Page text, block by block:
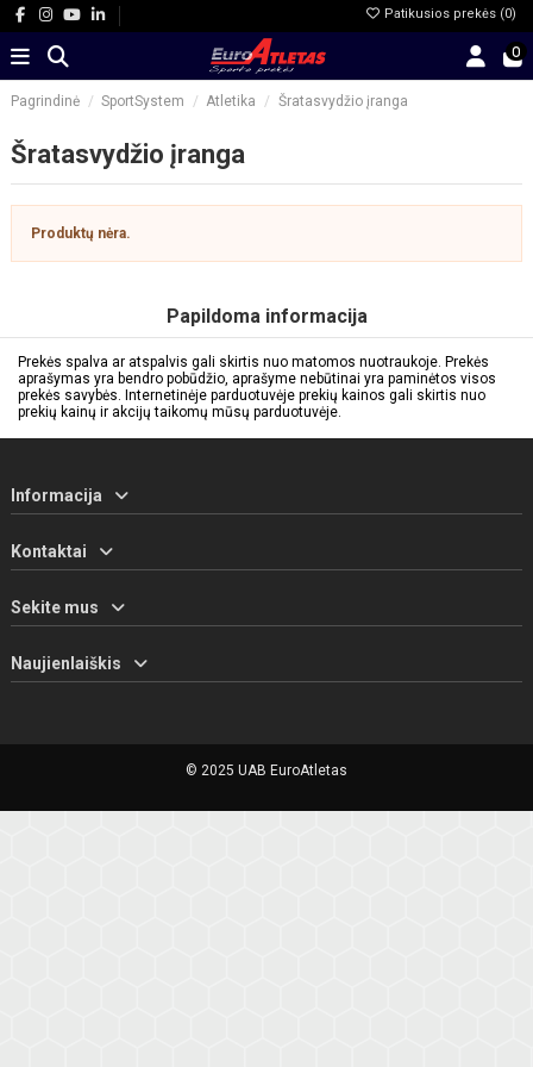
Patikusios prekės (0)
0
Pagrindinė SportSystem Atletika Šratasvydžio įranga
Šratasvydžio įranga
Produktų nėra.
Papildoma informacija
Prekės spalva ar atspalvis gali skirtis nuo matomos nuotraukoje. Prekės
aprašymas yra bendro pobūdžio, aprašyme nebūtinai yra paminėtos visos
prekės savybės. Internetinėje parduotuvėje prekių kainos gali skirtis nuo
prekių kainų ir akcijų taikomų mūsų parduotuvėje.
Informacija
Kontaktai
Sekite mus
Naujienlaiškis
© 2025 UAB EuroAtletas